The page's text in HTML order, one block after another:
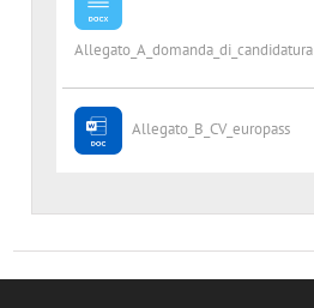
Allegato_A_domanda_di_candidatura
Allegato_B_CV_europass